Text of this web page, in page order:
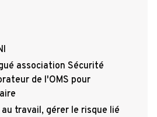
association Sécurité
de l'OMS pour
travail, gérer le risque lié